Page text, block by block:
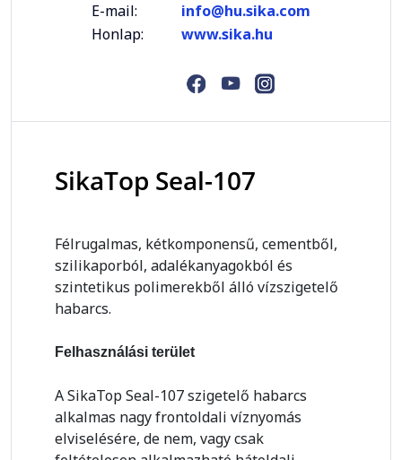
E-mail:
info@hu.sika.com
Honlap:
www.sika.hu
SikaTop Seal-107
Félrugalmas, kétkomponensű, cementből,
szilikaporból, adalékanyagokból és
szintetikus polimerekből álló vízszigetelő
habarcs.
Felhasználási terület
A SikaTop Seal-107 szigetelő habarcs
alkalmas nagy frontoldali víznyomás
elviselésére, de nem, vagy csak